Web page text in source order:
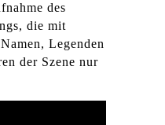
des
die mit
Legenden
der Szene nur